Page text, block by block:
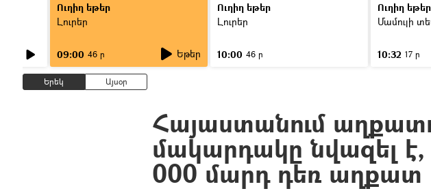
Ուղիղ եթեր
Լուրեր
09:00 46 ր Եթեր
Ուղիղ եթեր
Լուրեր
10:00 46 ր
Ուղիղ եթեր
Մամուլի
10:32 17 ր
Երեկ Այսօր
Հայաստանում
մակարդակը նվազել է,
000 մարդ դեռ աղքատ